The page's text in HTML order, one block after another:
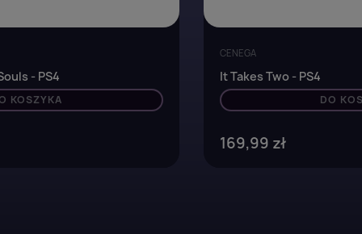
- PS4
KOSZYKA
CENEGA
It Takes Two - PS4
DO
169,99 zł